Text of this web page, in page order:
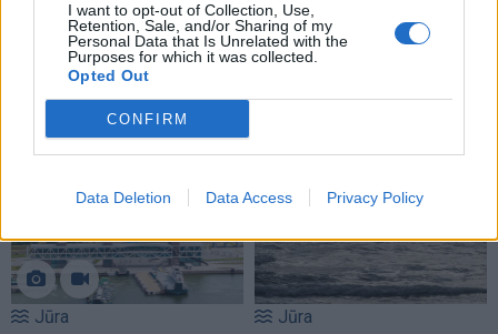
I want to opt-out of Collection, Use,
Retention, Sale, and/or Sharing of my
Personal Data that Is Unrelated with the
Purposes for which it was collected.
Opted Out
CONFIRM
Data Deletion Data Access Privacy Policy
Vandeniliu varoma „Rasa“
kol kas pluša naudodama
ne vandenilį
Jūra
„Rasa“ skaičiuoja pirmųjų
Jūra Jūra